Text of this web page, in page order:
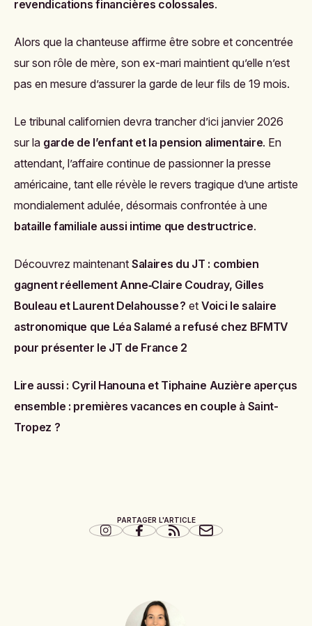
revendications financières colossales.
Alors que la chanteuse affirme être sobre et concentrée
sur son rôle de mère, son ex-mari maintient qu’elle n’est
pas en mesure d’assurer la garde de leur fils de 19 mois.
Le tribunal californien devra trancher d’ici janvier 2026
sur la garde de l’enfant et la pension alimentaire. En
attendant, l’affaire continue de passionner la presse
américaine, tant elle révèle le revers tragique d’une artiste
mondialement adulée, désormais confrontée à une
bataille familiale aussi intime que destructrice.
Découvrez maintenant Salaires du JT : combien
gagnent réellement Anne‑Claire Coudray, Gilles
Bouleau et Laurent Delahousse ? etVoici le salaire
astronomique que Léa Salamé a refusé chez BFMTV
pour présenter le JT de France 2
Lire aussi : Cyril Hanouna et Tiphaine Auzière aperçus
ensemble : premières vacances en couple à Saint-
Tropez ?
PARTAGER L'ARTICLE